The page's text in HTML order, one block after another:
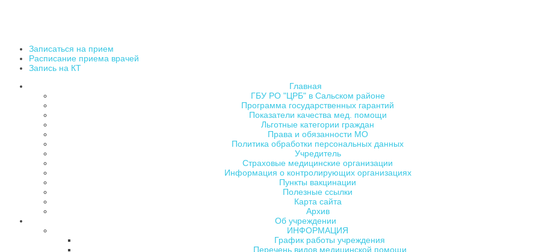
Записаться на прием
Расписание приема врачей
Запись на КТ
Главная
ГБУ РО "ЦРБ" в Сальском районе
Программа государственных гарантий
Показатели качества мед. помощи
Льготные категории граждан
Права и обязанности МО
Политика обработки персональных данных
Учредитель
Страховые медицинские организации
Информация о контролирующих организациях
Пункты вакцинации
Полезные ссылки
Карта сайта
Архив
Об учреждении
ИНФОРМАЦИЯ
График работы учреждения
Перечень видов медицинской помощи